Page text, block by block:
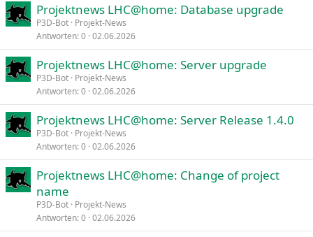
Verdana
Projektnews LHC@home: Database upgrade
P3D-Bot Projekt-News
Antworten 0 02.06.2026
Projektnews LHC@home: Server upgrade
P3D-Bot Projekt-News
Antworten 0 02.06.2026
Projektnews LHC@home: Server Release 1.4.0
P3D-Bot Projekt-News
Antworten 0 02.06.2026
Projektnews LHC@home: Change of project
name
P3D-Bot Projekt-News
Antworten 0 02.06.2026